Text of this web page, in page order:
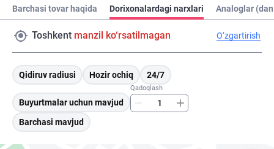
Barchasi tovar haqida Dorixonalardagi narxlari Analoglar
Toshkent manzil ko‘rsatilmagan O‘zgartirish
Qidiruv radiusi Hozir ochiq 24/7
Buyurtmalar uchun mavjud
Qadoqlash
Barchasi mavjud